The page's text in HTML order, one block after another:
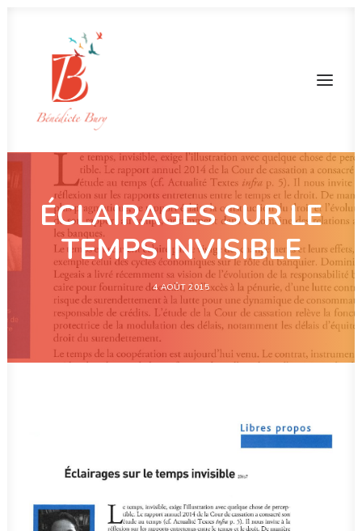
RECHERCHE
ÉCLAIRAGES SUR LE
TEMPS INVISIBLE
4 AOÛT 2015